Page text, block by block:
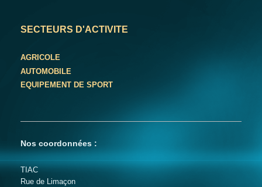
SECTEURS D'ACTIVITE
AGRICOLE
AUTOMOBILE
EQUIPEMENT DE SPORT
Nos coordonnées :
TIAC
Rue de Limaçon